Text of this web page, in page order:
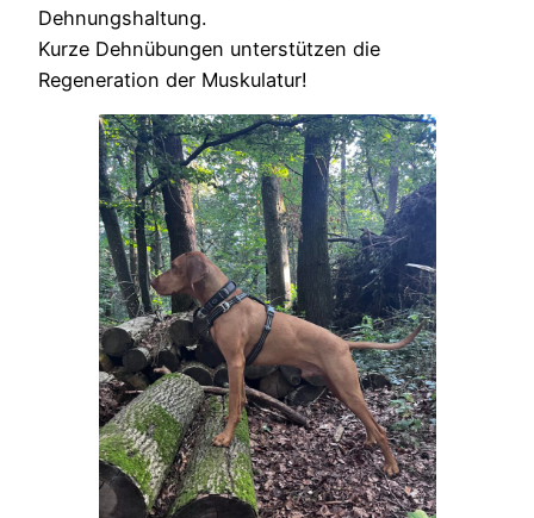
Dehnungshaltung.
Kurze Dehnübungen unterstützen die
Regeneration der Muskulatur!